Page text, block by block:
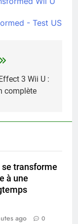
- Test US
3 Wii U :
complète
se transforme
à une
ago 0